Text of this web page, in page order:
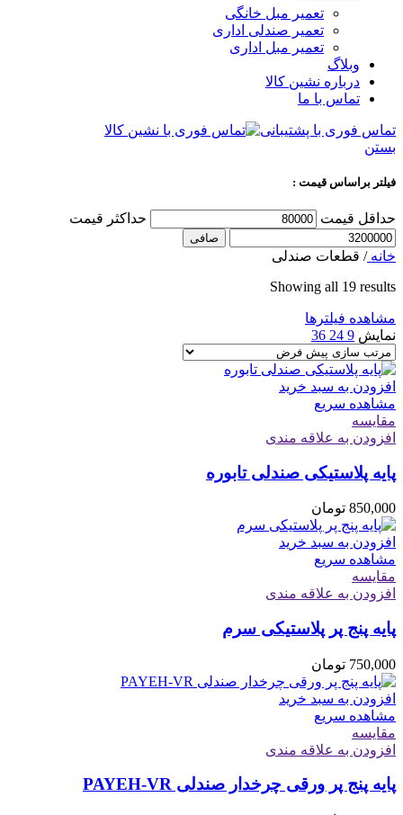
تعمیر مبل خانگی
تعمیر صندلی اداری
تعمیر مبل اداری
وبلاگ
درباره نشین کالا
تماس با ما
تماس فوری با پشتیبانی
بستن
فیلتر براساس قیمت :
حداقل قیمت حداكثر قيمت
صافی
خانه/ قطعات صندلی
Showing all 19 results
مشاهده فیلترها
نمایش 9
24
36
افزودن به سبد خرید
مشاهده سریع
مقایسه
افزودن به علاقه مندی
پایه پلاستیکی صندلی تابوره
850,000 تومان
افزودن به سبد خرید
مشاهده سریع
مقایسه
افزودن به علاقه مندی
پایه پنج پر پلاستیکی سرم
750,000 تومان
افزودن به سبد خرید
مشاهده سریع
مقایسه
افزودن به علاقه مندی
پایه پنج پر ورقی چرخدار صندلی PAYEH-VR